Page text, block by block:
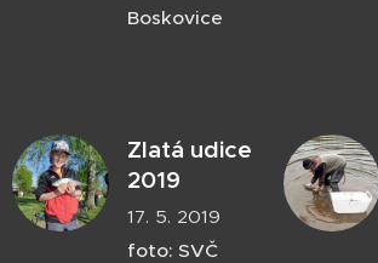
Boskovice
Zlatá udice
2019
17. 5. 2019
foto: SVČ